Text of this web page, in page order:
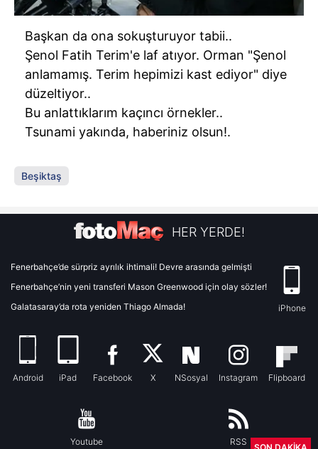
Başkan da ona sokuşturuyor tabii..
Şenol Fatih Terim'e laf atıyor. Orman "Şenol
anlamamış. Terim hepimizi kast ediyor" diye
düzeltiyor..
Bu anlattıklarım kaçıncı örnekler..
Tsunami yakında, haberiniz olsun!.
Beşiktaş
HER YERDE!
Fenerbahçe’de sürpriz ayrılık ihtimali! Devre arasında gelmişti
Fenerbahçe’nin yeni transferi Mason Greenwood için olay sözler!
Galatasaray’da rota yeniden Thiago Almada!
iPhone
Android iPad Facebook X NSosyal Instagram Flipboard
Youtube RSS